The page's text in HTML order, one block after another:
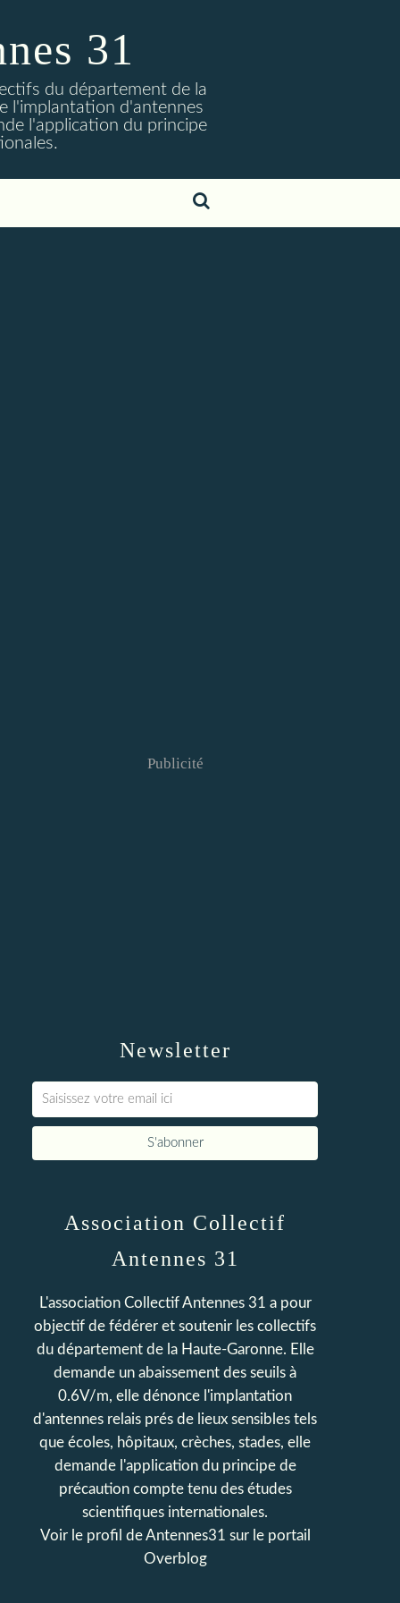
31
du département de la
l'implantation d'antennes
l'application du principe
Newsletter
Publicité
Association Collectif
Antennes 31
L'association Collectif Antennes 31 a pour
objectif de fédérer et soutenir les collectifs
du département de la Haute-Garonne. Elle
demande un abaissement des seuils à
0.6V/m, elle dénonce l'implantation
d'antennes relais prés de lieux sensibles tels
que écoles, hôpitaux, crèches, stades, elle
demande l'application du principe de
précaution compte tenu des études
scientifiques internationales.
Voir le profil deAntennes31 sur le portail
Overblog